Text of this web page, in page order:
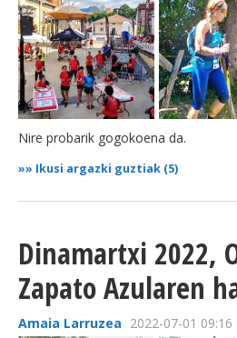
Nire probarik gogokoena da.
»» Ikusi argazki guztiak (5)
Dinamartxi 2022,
Zapato Azularen
Amaia Larruzea 2022-07-01 09:16